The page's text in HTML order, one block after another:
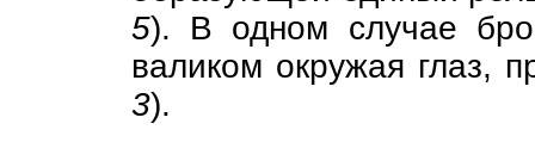
5). В одном случае
валиком окружая глаз,
3).